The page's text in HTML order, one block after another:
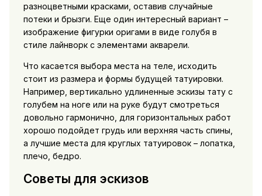
разноцветными красками, оставив случайные
потеки и брызги. Еще один интересный вариант –
изображение фигурки оригами в виде голубя в
стиле лайнворк с элементами акварели.
Что касается выбора места на теле, исходить
стоит из размера и формы будущей татуировки.
Например, вертикально удлиненные эскизы тату с
голубем на ноге или на руке будут смотреться
довольно гармонично, для горизонтальных работ
хорошо подойдет грудь или верхняя часть спины,
а лучшие места для круглых татуировок – лопатка,
плечо, бедро.
Советы для эскизов